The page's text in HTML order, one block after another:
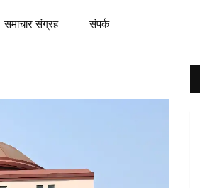
समाचार संग्रह संपर्क